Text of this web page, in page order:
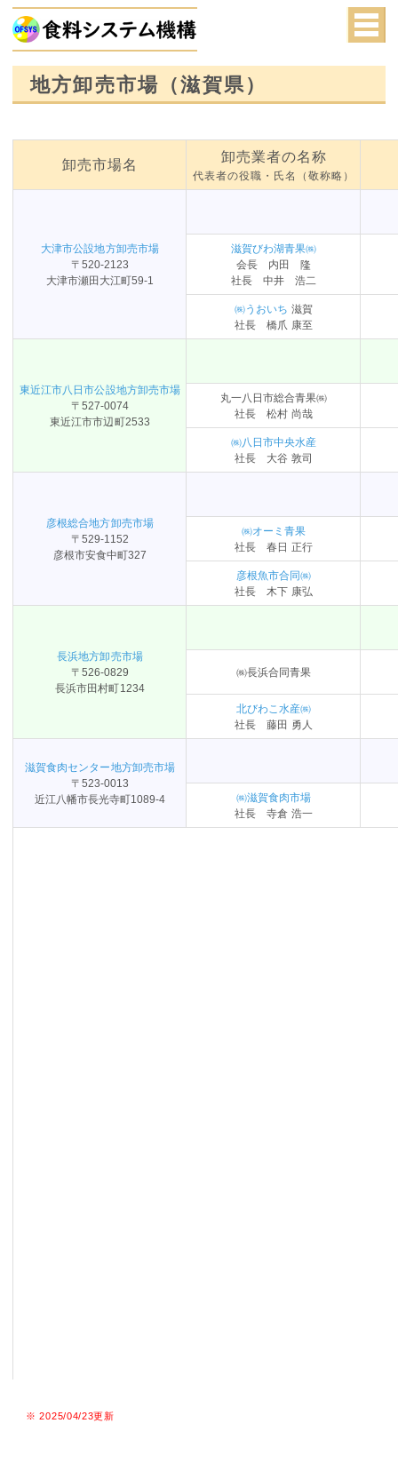
地方卸売市場（滋賀県）
卸売市場名
卸売業者の名称
代表者の役職・氏名（敬称略）
大津市公設地方卸売市場
〒520-2123
大津市瀬田大江町59-1
滋賀びわ湖青果㈱
会長 内田 隆
社長 中井 浩二
㈱うおいち 滋賀
社長 橋爪 康至
東近江市八日市公設地方卸売市場
〒527-0074
東近江市市辺町2533
丸一八日市総合青果㈱
社長 松村 尚哉
㈱八日市中央水産
社長 大谷 敦司
彦根総合地方卸売市場
〒529-1152
彦根市安食中町327
㈱オーミ青果
社長 春日 正行
彦根魚市合同㈱
社長 木下 康弘
長浜地方卸売市場
〒526-0829
長浜市田村町1234
㈱長浜合同青果
北びわこ水産㈱
社長 藤田 勇人
滋賀食肉センター地方卸売市場
〒523-0013
近江八幡市長光寺町1089-4
㈱滋賀食肉市場
社長 寺倉 浩一
※ 2025/04/23更新